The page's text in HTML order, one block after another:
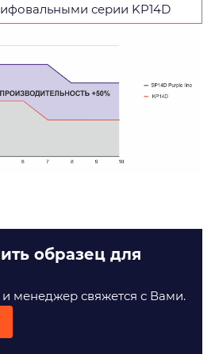
серии KP14D
образец для
менеджер свяжется с Вами.